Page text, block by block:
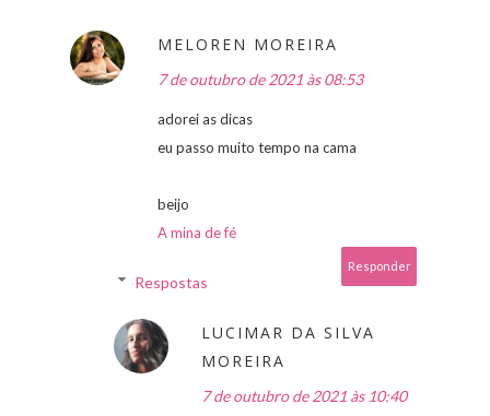
MELOREN MOREIRA
7 de outubro de 2021 às 08:53
adorei as dicas
eu passo muito tempo na cama
beijo
A mina de fé
Responder
Respostas
LUCIMAR DA SILVA
MOREIRA
7 de outubro de 2021 às 10:40